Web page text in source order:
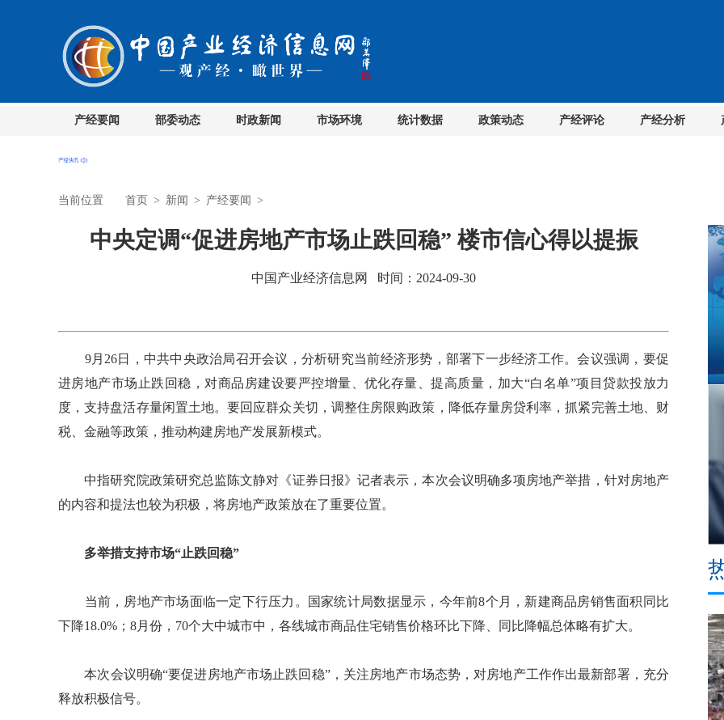
产经要闻 部委动态 时政新闻 市场环境 统计数据 政策动态 产经评论 产经分析
当前位置 首页 > 新闻 > 产经要闻 >
中央定调“促进房地产市场止跌回稳” 楼市信心得以提振
中国产业经济信息网 时间：2024-09-30
9月26日，中共中央政治局召开会议，分析研究当前经济形势，部署下一步经济工作。会议强调，要促
进房地产市场止跌回稳，对商品房建设要严控增量、优化存量、提高质量，加大“白名单”项目贷款投放力
度，支持盘活存量闲置土地。要回应群众关切，调整住房限购政策，降低存量房贷利率，抓紧完善土地、财
税、金融等政策，推动构建房地产发展新模式。
中指研究院政策研究总监陈文静对《证券日报》记者表示，本次会议明确多项房地产举措，针对房地产
的内容和提法也较为积极，将房地产政策放在了重要位置。
多举措支持市场“止跌回稳”
当前，房地产市场面临一定下行压力。国家统计局数据显示，今年前8个月，新建商品房销售面积同比
下降18.0%；8月份，70个大中城市中，各线城市商品住宅销售价格环比下降、同比降幅总体略有扩大。
本次会议明确“要促进房地产市场止跌回稳”，关注房地产市场态势，对房地产工作作出最新部署，充分
释放积极信号。